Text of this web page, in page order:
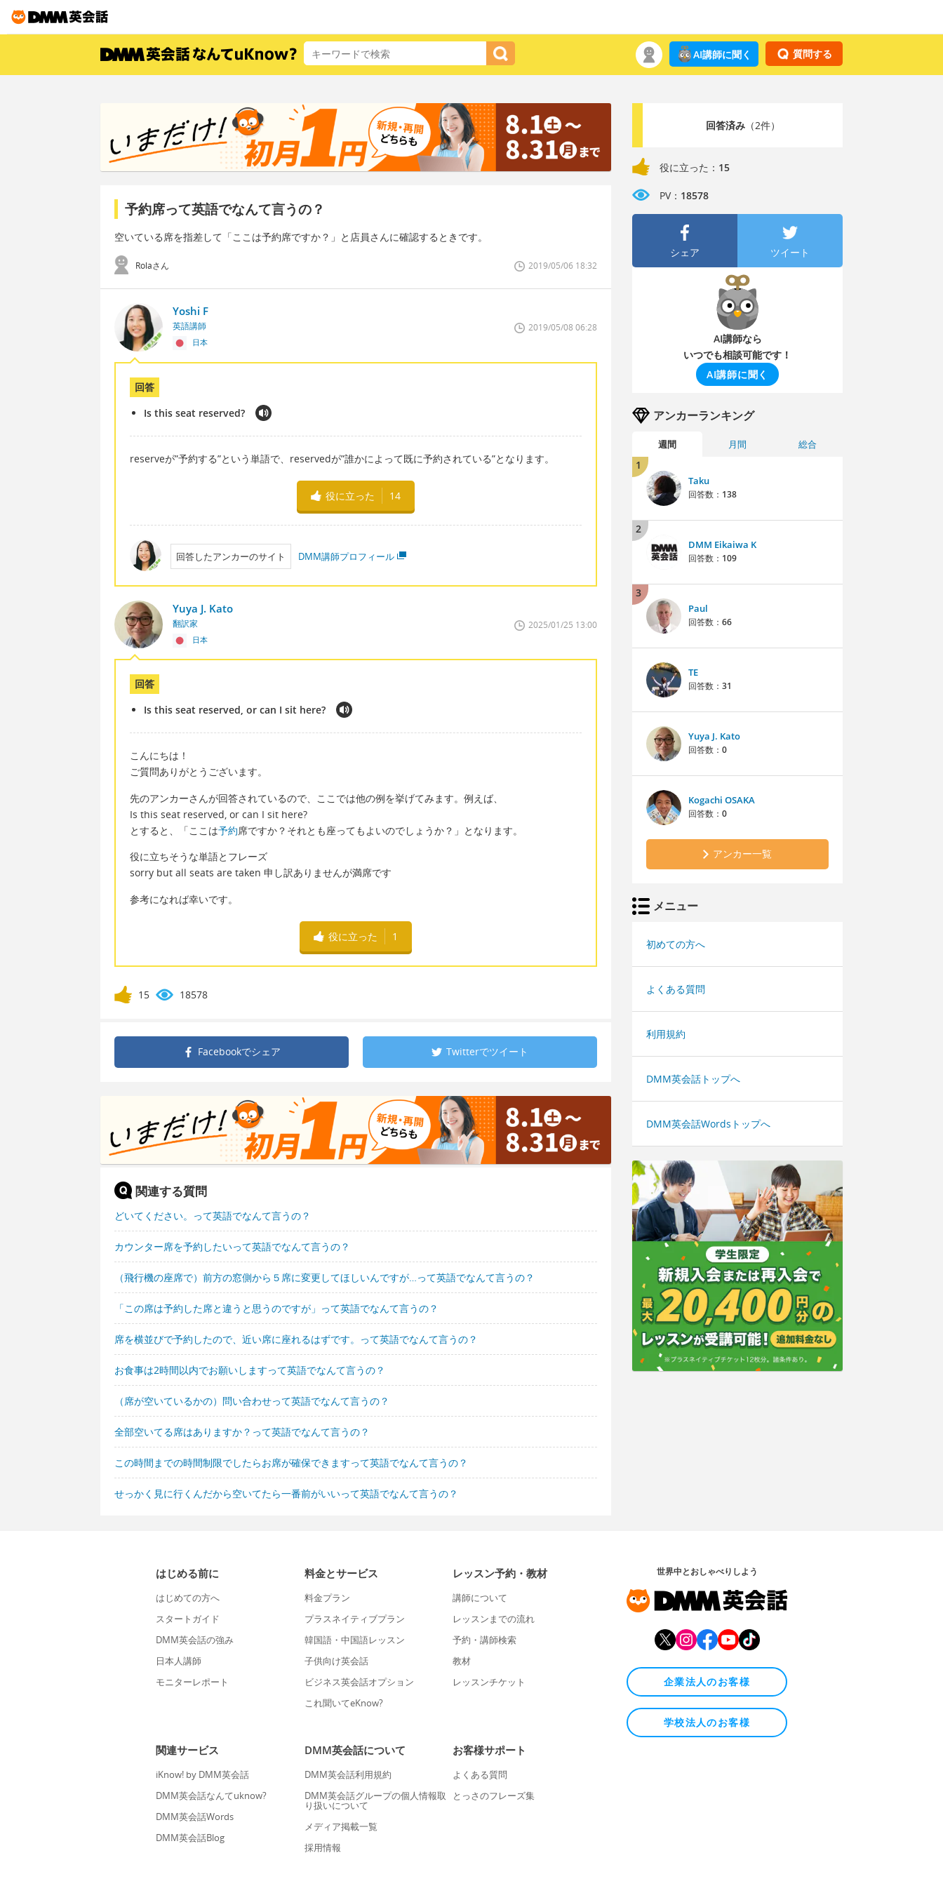
質問する
AI講師に聞く
予約席って英語でなんて言うの？
空いている席を指差して「ここは予約席ですか？」と店員さんに確認するときです。
Rolaさん 2019/05/06 18:32
Yoshi F
英語講師
日本
2019/05/08 06:28
回答
Is this seat reserved?
reserveが”予約する”という単語で、reservedが”誰かによって既に予約されている”となります。
役に立った 14
回答したアンカーのサイト DMM講師プロフィール
Yuya J. Kato
翻訳家
日本
2025/01/25 13:00
回答
Is this seat reserved, or can I sit here?
こんにちは！
ご質問ありがとうございます。
先のアンカーさんが回答されているので、ここでは他の例を挙げてみます。例えば、
Is this seat reserved, or can I sit here?
とすると、「ここは予約席ですか？それとも座ってもよいのでしょうか？」となります。
役に立ちそうな単語とフレーズ
sorry but all seats are taken 申し訳ありませんが満席です
参考になれば幸いです。
役に立った 1
15 18578
Facebookでシェア Twitterでツイート
関連する質問
どいてください。って英語でなんて言うの？
カウンター席を予約したいって英語でなんて言うの？
（飛行機の座席で）前方の窓側から５席に変更してほしいんですが…って英語でなんて言うの？
「この席は予約した席と違うと思うのですが」って英語でなんて言うの？
席を横並びで予約したので、近い席に座れるはずです。って英語でなんて言うの？
お食事は2時間以内でお願いしますって英語でなんて言うの？
（席が空いているかの）問い合わせって英語でなんて言うの？
全部空いてる席はありますか？って英語でなんて言うの？
この時間までの時間制限でしたらお席が確保できますって英語でなんて言うの？
せっかく見に行くんだから空いてたら一番前がいいって英語でなんて言うの？
回答済み（2件）
役に立った： 15
PV： 18578
シェア ツイート
AI講師なら
いつでも相談可能です！
AI講師に聞く
アンカーランキング
週間 月間 総合
1
Taku
回答数： 138
2
DMM Eikaiwa K
回答数： 109
3
Paul
回答数： 66
TE
回答数： 31
Yuya J. Kato
回答数： 0
Kogachi OSAKA
回答数： 0
アンカー一覧
メニュー
初めての方へ
よくある質問
利用規約
DMM英会話トップへ
DMM英会話Wordsトップへ
はじめる前に
はじめての方へ
スタートガイド
DMM英会話の強み
日本人講師
モニターレポート
料金とサービス
料金プラン
プラスネイティブプラン
韓国語・中国語レッスン
子供向け英会話
ビジネス英会話オプション
これ聞いてeKnow?
レッスン予約・教材
講師について
レッスンまでの流れ
予約・講師検索
教材
レッスンチケット
関連サービス
iKnow! by DMM英会話
DMM英会話なんてuknow?
DMM英会話Words
DMM英会話Blog
DMM英会話について
DMM英会話利用規約
DMM英会話グループの個人情報取
り扱いについて
メディア掲載一覧
採用情報
お客様サポート
よくある質問
とっさのフレーズ集
世界中とおしゃべりしよう
企業法人のお客様
学校法人のお客様